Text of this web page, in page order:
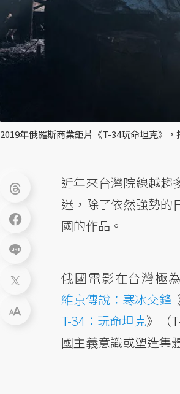
2019年俄羅斯商業鉅片《T-34玩命坦克》
近年來台灣院線越趨
迷，除了依然強勢的
國的作品。
俄國電影在台灣極
維京傳說：寒冰交鋒
T-34：玩命坦克》（
國主義意識或塑造集